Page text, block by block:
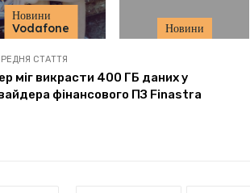
Новини
Vodafone
Новини
СТАТТЯ
міг викрасти 400 ГБ даних у
фінансового ПЗ Finastra